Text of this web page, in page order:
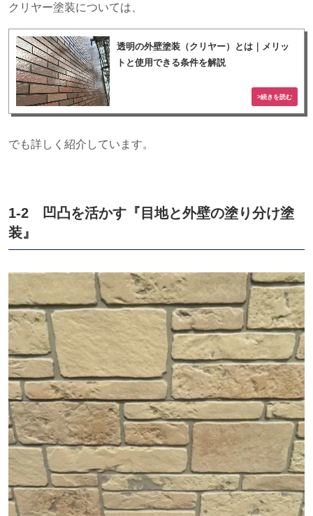
クリヤー塗装については、
透明の外壁塗装（クリヤー）とは｜メリッ
トと使用できる条件を解説
でも詳しく紹介しています。
1-2 凹凸を活かす『目地と外壁の塗り分け塗
装』